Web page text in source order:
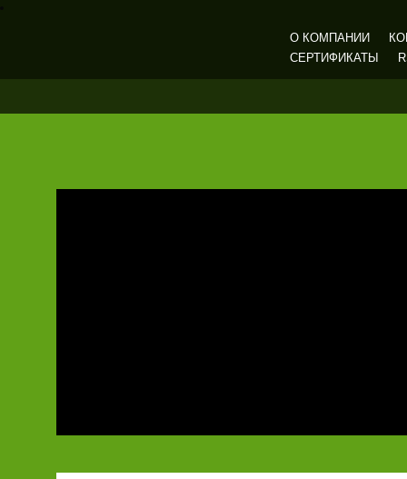
О КОМПАНИИ
СЕРТИФИКАТЫ